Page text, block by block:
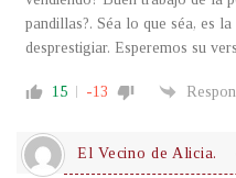
pandillas?. Séa lo que séa, es
desprestigiar. Esperemos su
15 -13
El Vecino de Alicia.